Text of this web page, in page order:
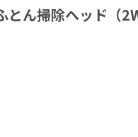
ん掃除ヘッド（